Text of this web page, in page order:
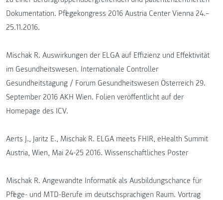
Dokumentation. Pflegekongress 2016 Austria Center Vienna 24.–
25.11.2016.
Mischak R. Auswirkungen der ELGA auf Effizienz und Effektivität
im Gesundheitswesen. Internationale Controller
Gesundheitstagung / Forum Gesundheitswesen Österreich 29.
September 2016 AKH Wien. Folien veröffentlicht auf der
Homepage des ICV.
Aerts J., Jaritz E., Mischak R. ELGA meets FHIR, eHealth Summit
Austria, Wien, Mai 24-25 2016. Wissenschaftliches Poster
Mischak R. Angewandte Informatik als Ausbildungschance für
Pflege- und MTD-Berufe im deutschsprachigen Raum. Vortrag